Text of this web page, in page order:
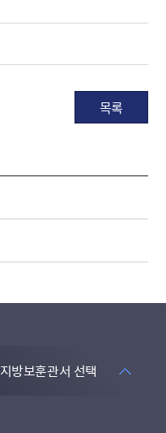
목록
지방보훈관서 선택